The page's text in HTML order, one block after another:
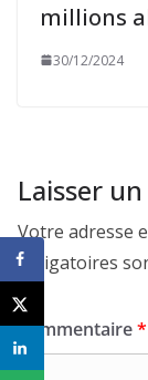
millions
30/12/2024
Laisser
Votre adresse
obligatoires
Commentaire*